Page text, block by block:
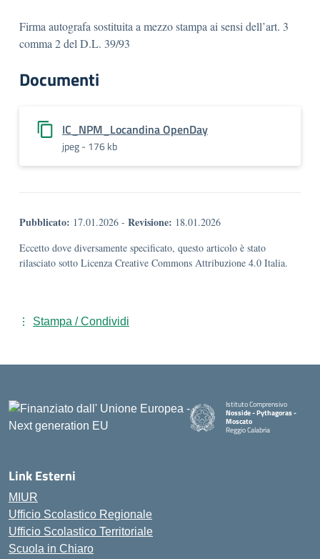
Firma autografa sostituita a mezzo stampa ai sensi dell’art. 3
comma 2 del D.L. 39/93
Documenti
IC_NPM_Locandina OpenDay
jpeg - 176 kb
Pubblicato: 17.01.2026 - Revisione: 18.01.2026
Eccetto dove diversamente specificato, questo articolo è stato
rilasciato sotto Licenza Creative Commons Attribuzione 4.0 Italia.
Stampa / Condividi
Istituto Comprensivo
Nosside - Pythagoras -
Moscato
Reggio Calabria
— Visita la pagina iniziale della
Link Esterni
MIUR
Ufficio Scolastico Regionale
Ufficio Scolastico Territoriale
Scuola in Chiaro